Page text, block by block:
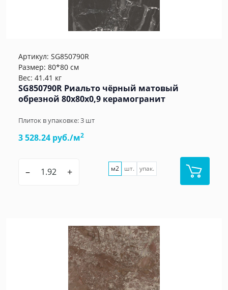
Артикул: SG850790R
Размер: 80*80 см
Вес: 41.41 кг
SG850790R Риальто чёрный матовый
обрезной 80x80x0,9 керамогранит
Плиток в упаковке:3 шт
3 528.24 руб./м2
– + м2 шт. упак.